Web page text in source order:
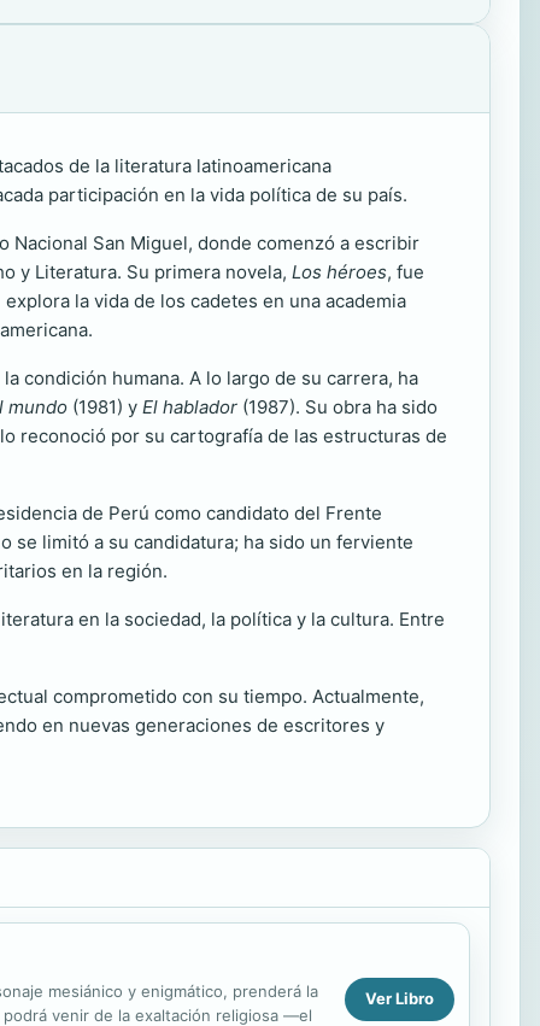
de la literatura latinoamericana
participación en la vida política de su país.
Nacional San Miguel, donde comenzó a escribir
y Literatura. Su primera novela, Los héroes, fue
la vida de los cadetes en una academia
condición humana. A lo largo de su carrera, ha
mundo (1981) y El hablador (1987). Su obra ha sido
reconoció por su cartografía de las estructuras de
de Perú como candidato del Frente
se limitó a su candidatura; ha sido un ferviente
en la región.
en la sociedad, la política y la cultura. Entre
comprometido con su tiempo. Actualmente,
en nuevas generaciones de escritores y
mesiánico y enigmático, prenderá la
venir de la exaltación religiosa —el
Ver Libro